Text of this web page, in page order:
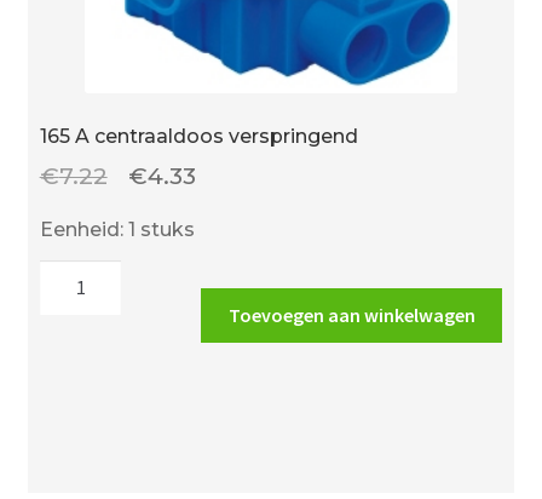
165 A centraaldoos verspringend
€7.22
Oorspronkelijke
€4.33Huidige
€4.33.
Eenheid: 1 stuks
Toevoegen aan winkelwagen